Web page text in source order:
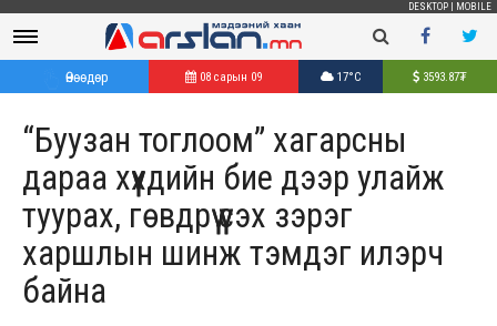
DESKTOP MOBILE
Өнөөдөр 08 сарын 09 17°C 3593.87₮
“Буузан тоглоом” хагарсны
дараа хүүхдийн бие дээр улайж
туурах, гөвдрүү үүсэх зэрэг
харшлын шинж тэмдэг илэрч
байна